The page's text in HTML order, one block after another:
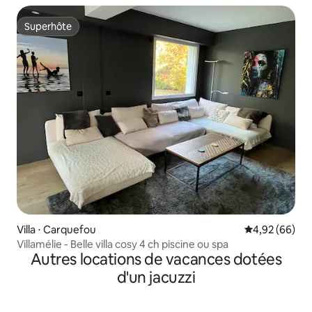
Superhôte
Superhôte
Villa ⋅ Carquefou Évaluation
4,92 (66)
Villamélie - Belle villa cosy 4 ch piscine ou spa
Autres locations de vacances dotées
d'un jacuzzi